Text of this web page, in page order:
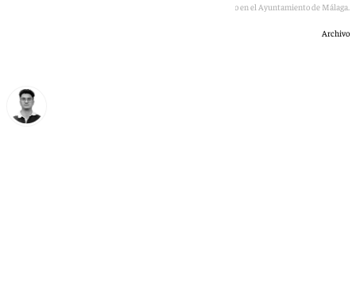
Pleno en el Ayuntamiento de Málaga.
Archivo